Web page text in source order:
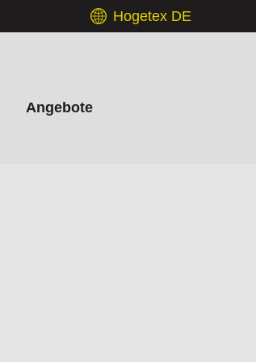
Hogetex DE
Angebote